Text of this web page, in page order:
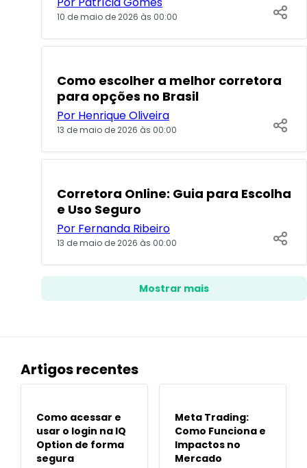
10 de maio de 2026 às 00:00
Como escolher a melhor corretora
para opções no Brasil
Por Henrique Oliveira
13 de maio de 2026 às 00:00
POPULARES
Corretora Online: Guia para Escolha
e Uso Seguro
Por Fernanda Ribeiro
13 de maio de 2026 às 00:00
Mostrar mais
Artigos recentes
POPULARES
Como acessar e
usar o login na IQ
Option de forma
segura
POPULARES
Meta Trading:
Como Funciona e
Impactos no
Mercado